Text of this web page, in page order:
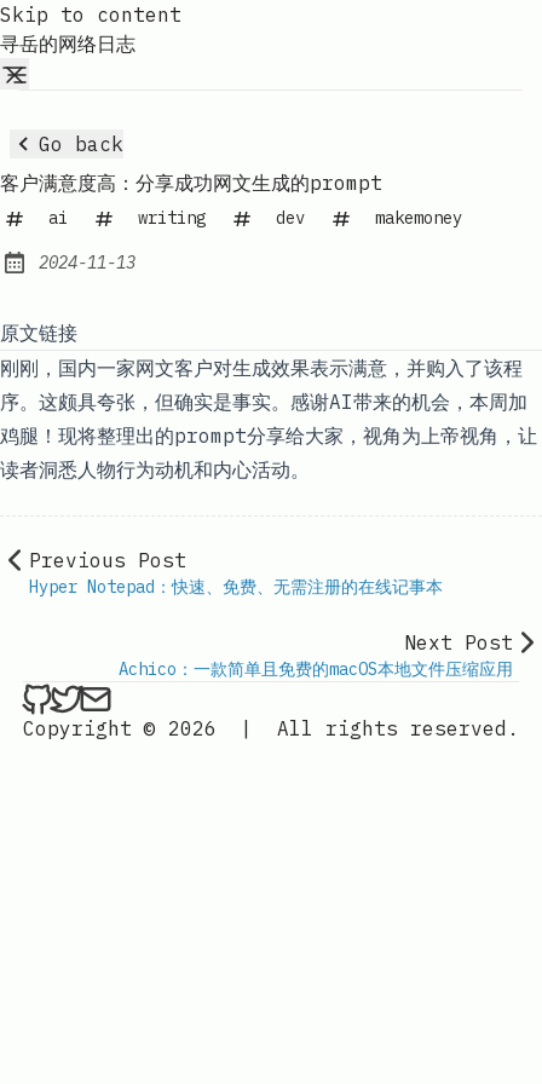
Skip to content
寻岳的网络日志
Go back
客户满意度高：分享成功网文生成的prompt
ai writing dev makemoney
Published:
2024-11-13
原文链接
刚刚，国内一家网文客户对生成效果表示满意，并购入了该程
序。这颇具夸张，但确实是事实。感谢AI带来的机会，本周加
鸡腿！现将整理出的prompt分享给大家，视角为上帝视角，让
读者洞悉人物行为动机和内心活动。
Previous Post
Hyper Notepad：快速、免费、无需注册的在线记事本
Next Post
Achico：一款简单且免费的macOS本地文件压缩应用
ethan4768 on Github
ethan4768 on Twitter
Send an email to
Copyright © 2026
All rights reserved.